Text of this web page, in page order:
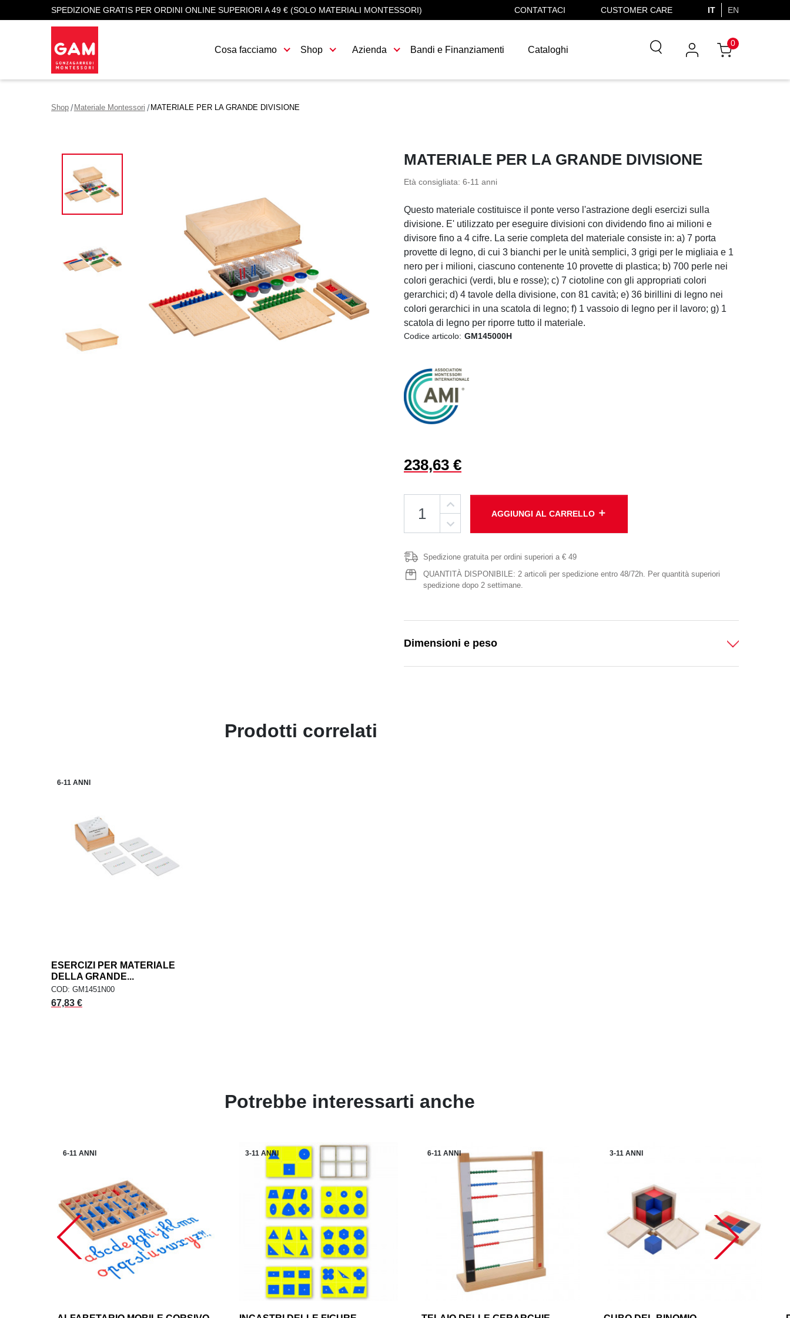
SPEDIZIONE GRATIS PER ORDINI ONLINE SUPERIORI A 49 € (SOLO MATERIALI MONTESSORI) CONTATTACI CUSTOMER CARE IT EN
Cosa facciamo Shop Azienda Bandi e Finanziamenti Cataloghi
0
Shop Materiale Montessori MATERIALE PER LA GRANDE DIVISIONE
MATERIALE PER LA GRANDE DIVISIONE
Età consigliata: 6-11 anni
Questo materiale costituisce il ponte verso l'astrazione degli esercizi sulla
divisione. E' utilizzato per eseguire divisioni con dividendo fino ai milioni e
divisore fino a 4 cifre. La serie completa del materiale consiste in: a) 7 porta
provette di legno, di cui 3 bianchi per le unità semplici, 3 grigi per le migliaia e 1
nero per i milioni, ciascuno contenente 10 provette di plastica; b) 700 perle nei
colori gerachici (verdi, blu e rosse); c) 7 ciotoline con gli appropriati colori
gerarchici; d) 4 tavole della divisione, con 81 cavità; e) 36 birillini di legno nei
colori gerarchici in una scatola di legno; f) 1 vassoio di legno per il lavoro; g) 1
scatola di legno per riporre tutto il materiale.
Codice articolo: GM145000H
238,63 €
AGGIUNGI AL CARRELLO add
Spedizione gratuita per ordini superiori a € 49
QUANTITÀ DISPONIBILE: 2 articoli per spedizione entro 48/72h. Per quantità superiori
spedizione dopo 2 settimane.
Dimensioni e peso
Prodotti correlati
6-11 ANNI
AGGIUNGI AL CARRELLOadd
ESERCIZI PER MATERIALE
DELLA GRANDE...
COD: GM1451N00
Prezzo
67,83 €
Potrebbe interessarti anche
6-11 ANNI 3-11 ANNI 6-11 ANNI 3-11 ANNI